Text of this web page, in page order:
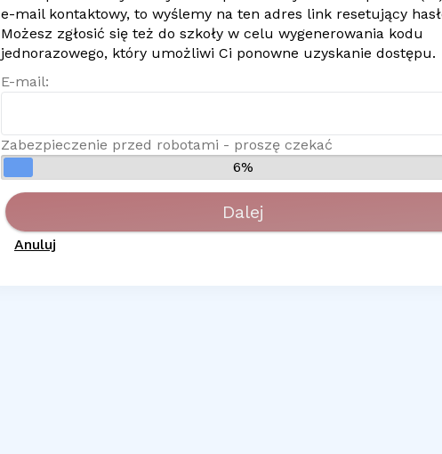
e-mailkontaktowy, to wyślemy na ten adres link resetujący
Możesz zgłosić się też do szkoły w celu wygenerowania kodu
jednorazowego, który umożliwi Ci ponowne uzyskanie dostępu.
E-mail:
Zabezpieczenie przed robotami - proszę czekać
6%
Dalej
Anuluj